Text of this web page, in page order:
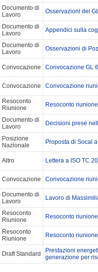
Documento di
Lavoro
Osservazioni del
Documento di
Lavoro
Appendici sulla
Documento di
Lavoro
Osservazioni di
Convocazione Convocazione GL
Convocazione Convocazione
Resoconto
Riunione
Resoconto
Documento di
Lavoro
Decisioni prese
Posizione
Nazionale
Proposta di Socal
Altro Lettera a ISO TC
Convocazione Convocazione
Documento di
Lavoro
Lavoro di
Resoconto
Riunione
Resoconto
Resoconto
Riunione
Resoconto
Draft Standard
Prestazioni
generazione per